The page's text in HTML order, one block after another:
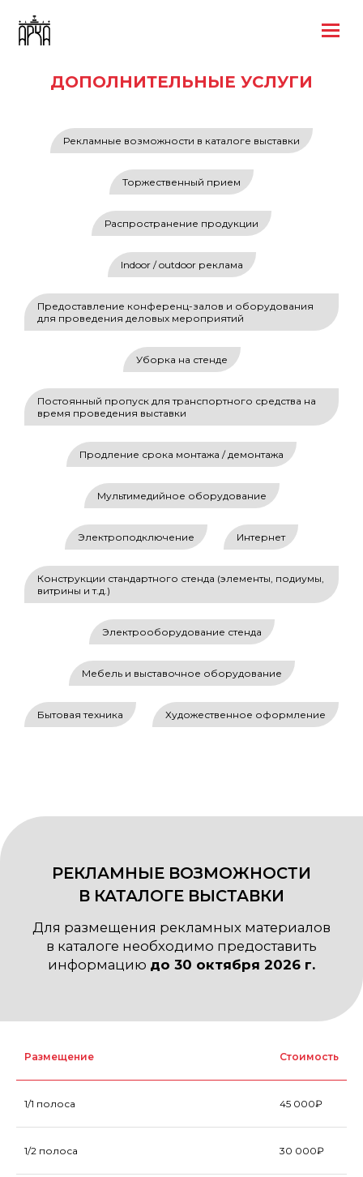
ДОПОЛНИТЕЛЬНЫЕ УСЛУГИ
Рекламные возможности в каталоге выставки
Торжественный прием
Распространение продукции
Indoor / outdoor реклама
Предоставление конференц-залов и оборудования
для проведения деловых мероприятий
Уборка на стенде
Постоянный пропуск для транспортного средства на
время проведения выставки
Продление срока монтажа / демонтажа
Мультимедийное оборудование
Электроподключение Интернет
Конструкции стандартного стенда (элементы, подиумы,
витрины и т.д.)
Электрооборудование стенда
Мебель и выставочное оборудование
Бытовая техника Художественное оформление
Для размещения рекламных материалов
в каталоге необходимо предоставить
информациюдо 30 октября 2026 г.
РЕКЛАМНЫЕ ВОЗМОЖНОСТИ
В КАТАЛОГЕ ВЫСТАВКИ
Размещение Стоимость
1/1 полоса 45 000₽
1/2 полоса 30 000₽
ТОРЖЕСТВЕННЫЙ ПРИЕМ